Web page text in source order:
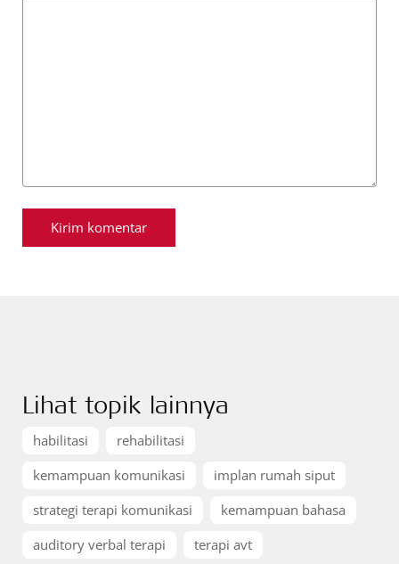
Lihat topik lainnya
habilitasi
rehabilitasi
kemampuan komunikasi
implan rumah siput
strategi terapi komunikasi
kemampuan bahasa
auditory verbal terapi
terapi avt